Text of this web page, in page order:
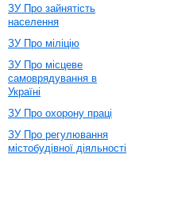
ЗУ Про зайнятість
населення
ЗУ Про міліцію
ЗУ Про місцеве
самоврядування в
Україні
ЗУ Про охорону праці
ЗУ Про регулювання
містобудівної діяльності